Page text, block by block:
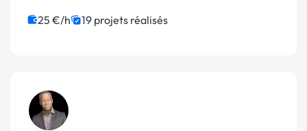
Application mobile
25 €/h 19 projets réalisés